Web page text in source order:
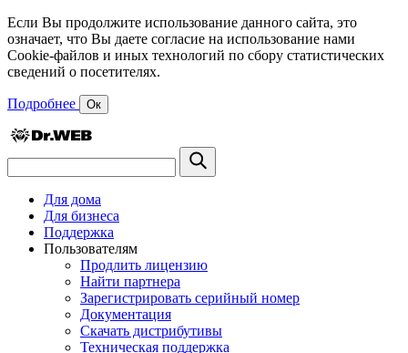
Если Вы продолжите использование данного сайта, это
означает, что Вы даете согласие на использование нами
Cookie-файлов и иных технологий по сбору статистических
сведений о посетителях.
Подробнее Ок
Для дома
Для бизнеса
Поддержка
Пользователям
Продлить лицензию
Найти партнера
Зарегистрировать серийный номер
Документация
Скачать дистрибутивы
Техническая поддержка